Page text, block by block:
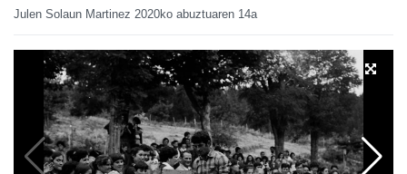
Julen Solaun Martinez 2020ko abuztuaren 14a